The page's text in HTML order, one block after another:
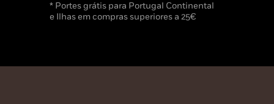
* Portes grátis para Portugal Continental
e Ilhas em compras superiores a 25€